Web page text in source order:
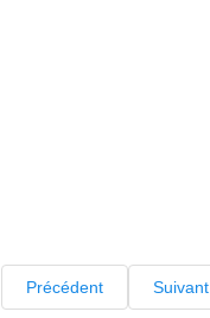
Précédent Suivant